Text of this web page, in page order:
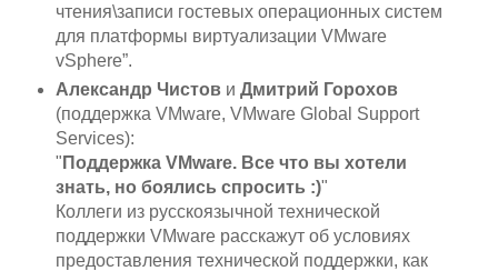
чтения\записи гостевых операционных систем
для платформы виртуализации VMware
vSphere”.
Александр Чистови Дмитрий Горохов
(поддержка VMware, VMware Global Support
Services):
" Поддержка VMware. Все что вы хотели
знать, но боялись спросить :)"
Коллеги из русскоязычной технической
поддержки VMware расскажут об условиях
предоставления технической поддержки, как